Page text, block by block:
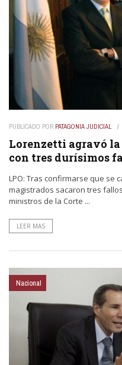
PUBLICADO POR PATAGONIA JUDICIAL
Lorenzetti agravó la
con tres durísimos
LPO: Tras confirmarse que se
magistrados sacaron tres
ministros de la Corte ...
LEER MAS
Nacional